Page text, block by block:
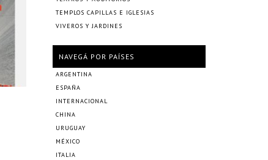
TEMPLOS CAPILLAS E IGLESIAS
VIVEROS Y JARDINES
NAVEGÁ POR PAÍSES
ARGENTINA
ESPAÑA
INTERNACIONAL
CHINA
URUGUAY
MÉXICO
ITALIA